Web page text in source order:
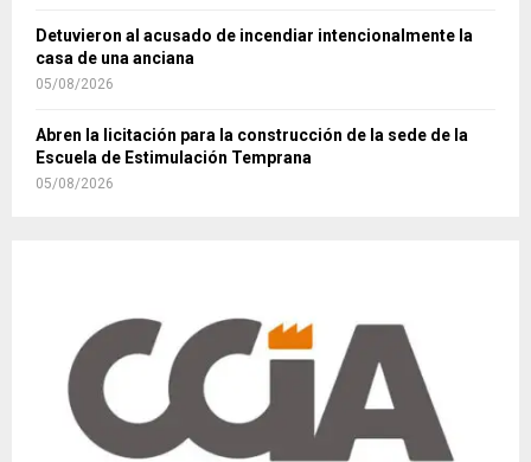
Detuvieron al acusado de incendiar intencionalmente la
casa de una anciana
05/08/2026
Abren la licitación para la construcción de la sede de la
Escuela de Estimulación Temprana
05/08/2026